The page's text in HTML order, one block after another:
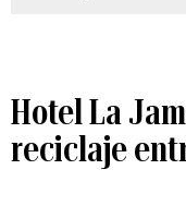
Hotel La
reciclaje